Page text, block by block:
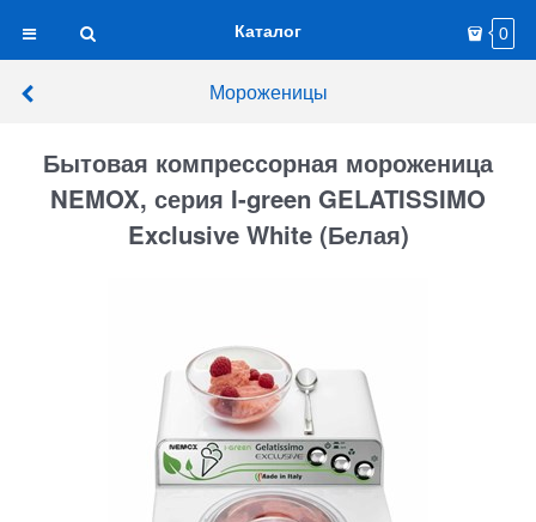
Каталог 0
Мороженицы
Бытовая компрессорная мороженица
NEMOX, серия I-green GELATISSIMO
Exclusive White (Белая)